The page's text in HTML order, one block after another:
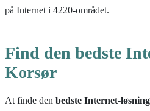
på Internet i 4220-området.
Find den bedste
Korsør
At finde den bedste Internet-løsning